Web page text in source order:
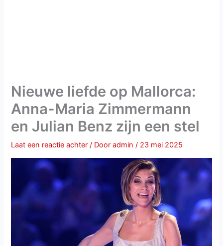
Nieuwe liefde op Mallorca:
Anna-Maria Zimmermann
en Julian Benz zijn een stel
Laat een reactie achter / Dooradmin/ 23 mei 2025